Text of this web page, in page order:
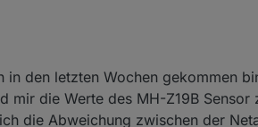
lüften unter normalen Umständen nie
den letzten Wochen gekommen
die Werte des MH-Z19B Sensor
die Abweichung zwischen der